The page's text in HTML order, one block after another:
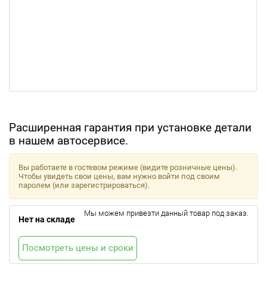
Расширенная гарантия при установке детали
в нашем автосервисе.
Вы работаете в гостевом режиме (видите розничные цены).
Чтобы увидеть свои цены, вам нужно войти под своим
паролем (или зарегистрироваться).
Нет на складе
Мы можем привезти данный товар под заказ.
Посмотреть цены и сроки